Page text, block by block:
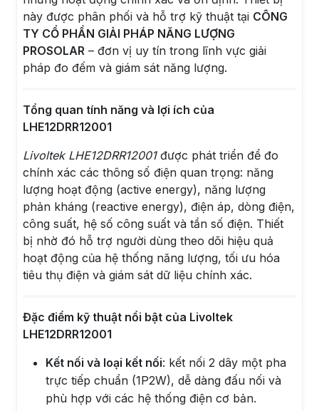
này được phân phối và hỗ trợ kỹ thuật tại CÔNG
TY CỔ PHẦN GIẢI PHÁP NĂNG LƯỢNG
PROSOLAR – đơn vị uy tín trong lĩnh vực giải
pháp đo đếm và giám sát năng lượng.
Tổng quan tính năng và lợi ích của
LHE12DRR12001
Livoltek LHE12DRR12001được phát triển để đo
chính xác các thông số điện quan trọng: năng
lượng hoạt động (active energy), năng lượng
phản kháng (reactive energy), điện áp, dòng điện,
công suất, hệ số công suất và tần số điện. Thiết
bị nhờ đó hỗ trợ người dùng theo dõi hiệu quả
hoạt động của hệ thống năng lượng, tối ưu hóa
tiêu thụ điện và giám sát dữ liệu chính xác.
Đặc điểm kỹ thuật nổi bật của Livoltek
LHE12DRR12001
Kết nối và loại kết nối: kết nối 2 dây một pha
trực tiếp chuẩn (1P2W), dễ dàng đấu nối và
phù hợp với các hệ thống điện cơ bản.